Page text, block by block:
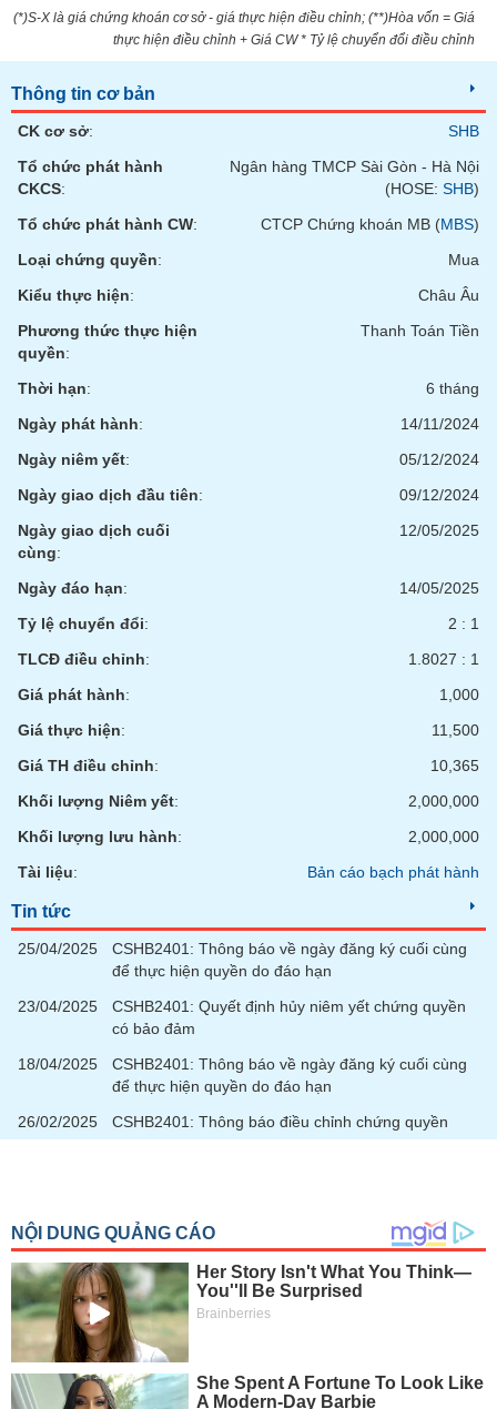
(*)S-X là giá chứng khoán cơ sở - giá thực hiện điều chỉnh; (**)Hòa vốn = Giá
thực hiện điều chỉnh + Giá CW * Tỷ lệ chuyển đổi điều chỉnh
Thông tin cơ bản
CK cơ sở:
SHB
Tổ chức phát hành
CKCS:
Ngân hàng TMCP Sài Gòn - Hà Nội
(HOSE: SHB)
Tổ chức phát hành CW: CTCP Chứng khoán MB (MBS)
Loại chứng quyền:
Mua
Kiểu thực hiện:
Châu Âu
Phương thức thực hiện
quyền:
Thanh Toán Tiền
Thời hạn:
6 tháng
Ngày phát hành:
14/11/2024
Ngày niêm yết:
05/12/2024
Ngày giao dịch đầu tiên:
09/12/2024
Ngày giao dịch cuối
cùng:
12/05/2025
Ngày đáo hạn:
14/05/2025
Tỷ lệ chuyển đổi:
2 : 1
TLCĐ điều chỉnh:
1.8027 : 1
Giá phát hành:
1,000
Giá thực hiện:
11,500
Giá TH điều chỉnh:
10,365
Khối lượng Niêm yết:
2,000,000
Khối lượng lưu hành:
2,000,000
Tài liệu: Bản cáo bạch phát hành
Tin tức
25/04/2025
CSHB2401: Thông báo về ngày đăng ký cuối cùng
để thực hiện quyền do đáo hạn
23/04/2025
CSHB2401: Quyết định hủy niêm yết chứng quyền
có bảo đảm
18/04/2025
CSHB2401: Thông báo về ngày đăng ký cuối cùng
để thực hiện quyền do đáo hạn
26/02/2025
CSHB2401: Thông báo điều chỉnh chứng quyền
SỨC
TÀI
CHÍNH
CÔNG
THÔNG
VỤ
TRUYỀN
THÔNG
TIỆN
ÍCH
BẤT
SẢN
Mã
chứng
(-)
Tất cả Cổ phiếu Chỉ số Chứng chỉ quỹ Chứng
Lãnh
Tất cả Người nội bộ Người liên quan Cổ đông lớn
tức
(-)
Bài
viết
của
tác
giả
(-)